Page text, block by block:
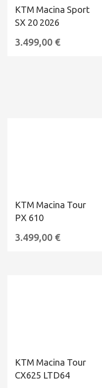
KTM Macina Sport
SX 20 2026
3.499,00 €
KTM Macina Tour
PX 610
3.499,00 €
KTM Macina Tour
CX625 LTD64